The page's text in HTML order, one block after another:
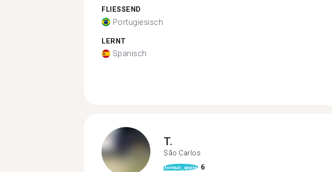
FLIESSEND
Portugiesisch
LERNT
Spanisch
T.
São Carlos
format_quote 6